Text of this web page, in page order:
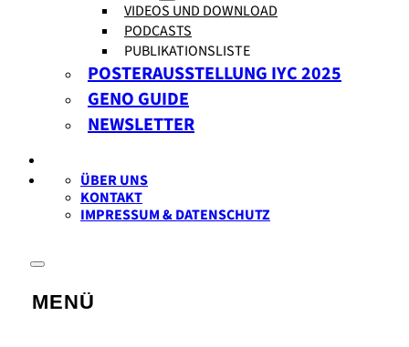
VIDEOS UND DOWNLOAD
PODCASTS
PUBLIKATIONSLISTE
POSTERAUSSTELLUNG IYC 2025
GENO GUIDE
NEWSLETTER
ÜBER UNS
KONTAKT
IMPRESSUM & DATENSCHUTZ